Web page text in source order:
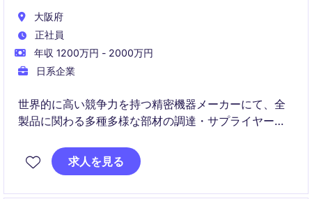
大阪府
正社員
年収 1200万円 - 2000万円
日系企業
世界的に高い競争力を持つ精密機器メーカーにて、全
製品に関わる多種多様な部材の調達・サプライヤーマ
求人を見る